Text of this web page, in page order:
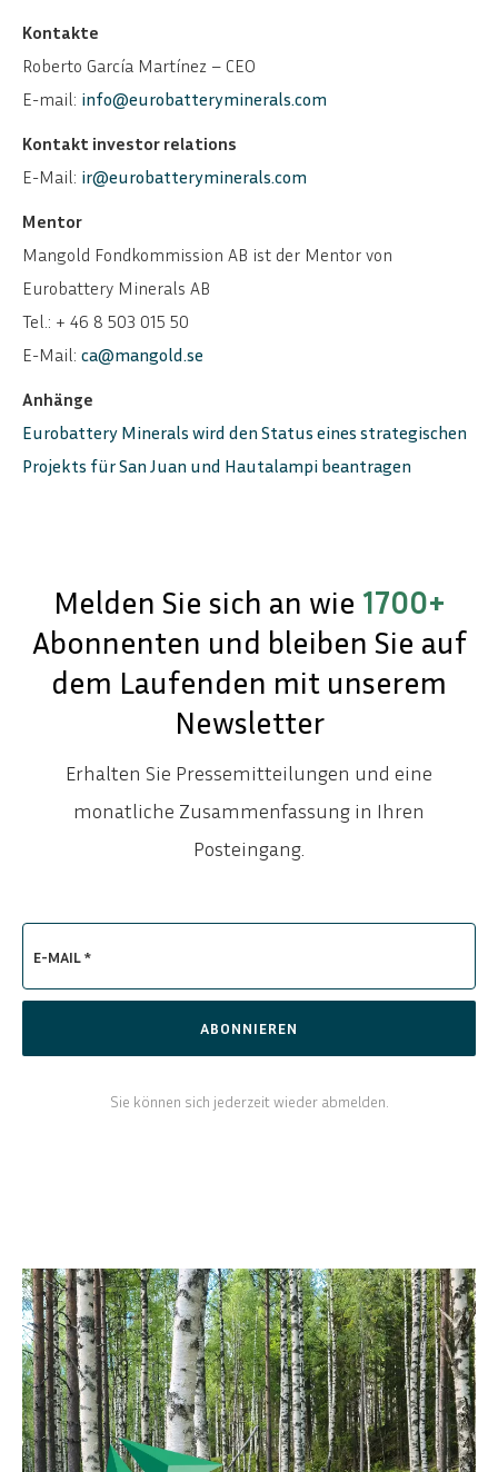
Kontakte
Roberto García Martínez – CEO
E-mail: info@eurobatteryminerals.com
Kontakt investor relations
E-Mail: ir@eurobatteryminerals.com
Mentor
Mangold Fondkommission AB ist der Mentor von
Eurobattery Minerals AB
Tel.: + 46 8 503 015 50
E-Mail: ca@mangold.se
Anhänge
Eurobattery Minerals wird den Status eines strategischen
Projekts für San Juan und Hautalampi beantragen
Melden Sie sich an wie 1700+
Abonnenten und bleiben Sie auf
dem Laufenden mit unserem
Newsletter
Erhalten Sie Pressemitteilungen und eine
monatliche Zusammenfassung in Ihren
Posteingang.
E-MAIL *
ABONNIEREN
Sie können sich jederzeit wieder abmelden.